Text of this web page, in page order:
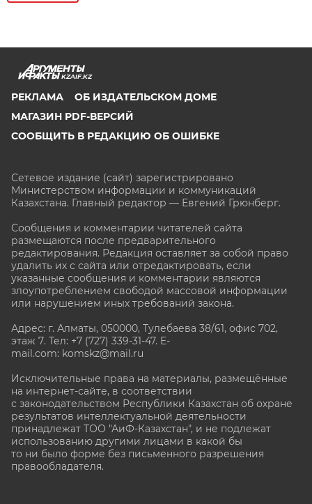
KZAIF.KZ
РЕКЛАМА
ОБ ИЗДАТЕЛЬСКОМ ДОМЕ
МАГАЗИН PDF-ВЕРСИЙ
СООБЩИТЬ В РЕДАКЦИЮ ОБ ОШИБКЕ
Сетевое издание (сайт) зарегистрировано
Министерством информации и коммуникаций
Казахстана. Главный редактор — Евгений Грюнберг.
Сообщения и комментарии читателей сайта
размещаются после предварительного
редактирования. Редакция оставляет за собой право
удалить их с сайта или отредактировать, если
указанные сообщения и комментарии являются
злоупотреблением свободой массовой информации
или нарушением иных требований закона.
Адрес: г. Алматы, 050000, Тулебаева 38/61, офис 702,
этаж 7. Тел: +7 (727) 339-31-47. E-
mail.com: komskz@mail.ru
Исключительные права на материалы, размещённые
на интернет-сайте, в соответствии
с законодательством Республики Казахстан об охране
результатов интеллектуальной деятельности
принадлежат ТОО "АиФ-Казахстан", и не подлежат
использованию другими лицами в какой бы
то ни было форме без письменного разрешения
правообладателя.